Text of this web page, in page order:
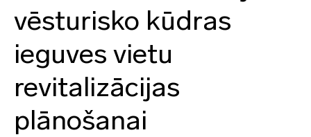
vēsturisko kūdras
ieguves vietu
revitalizācijas
plānošanai